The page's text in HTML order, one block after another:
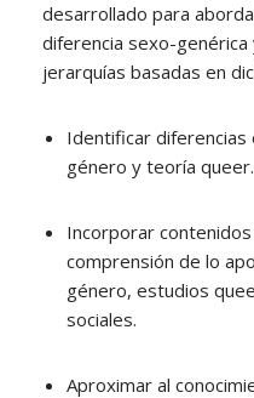
desarrollado para
diferencia sexo-genérica
jerarquías basadas en
Identificar
género y teoría queer.
Incorporar
comprensión de lo
género, estudios
sociales.
Aproximar al